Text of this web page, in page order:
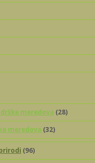
meredova (28)
meredova (32)
(96)